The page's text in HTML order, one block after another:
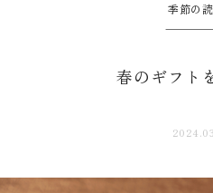
季節の
春のギフト